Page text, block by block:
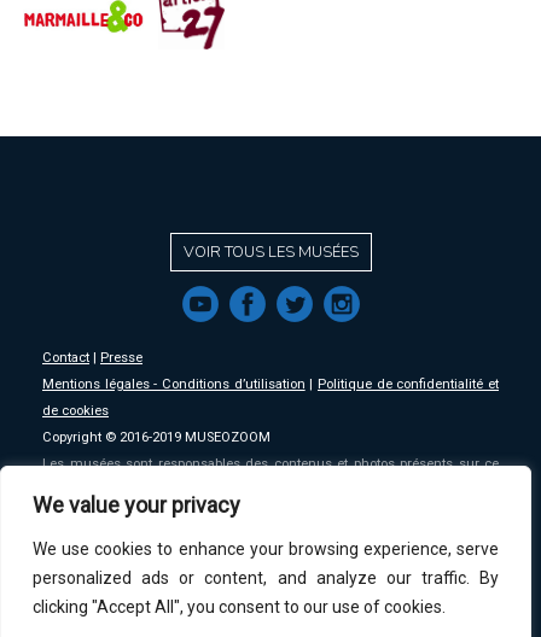
We value your privacy
We use cookies to enhance your browsing experience, serve
personalized ads or content, and analyze our traffic. By
clicking "Accept All", you consent to our use of cookies.
VOIR TOUS LES MUSÉES
f a b e
Contact | Presse
Mentions légales - Conditions d’utilisation | Politique de confidentialité et
de cookies
Copyright © 2016-2019 MUSEOZOOM
Les musées sont responsables des contenus et photos présents sur ce
An initative ofMSW.